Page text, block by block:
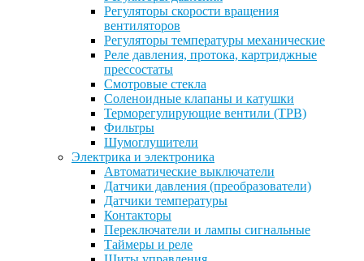
Регуляторы скорости вращения
вентиляторов
Регуляторы температуры механические
Реле давления, протока, картриджные
прессостаты
Смотровые стекла
Соленоидные клапаны и катушки
Терморегулирующие вентили (ТРВ)
Фильтры
Шумоглушители
Электрика и электроника
Автоматические выключатели
Датчики давления (преобразователи)
Датчики температуры
Контакторы
Переключатели и лампы сигнальные
Таймеры и реле